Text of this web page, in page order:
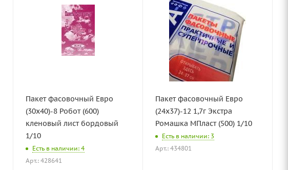
Пакет фасовочный Евро
(30х40)-8 Робот (600)
кленовый лист бордовый
1/10
Есть в наличии: 4
Арт.: 428641
Пакет фасовочный Евро
(24х37)-12 1,7г Экстра
Ромашка МПласт (500) 1/10
Есть в наличии: 3
Арт.: 434801